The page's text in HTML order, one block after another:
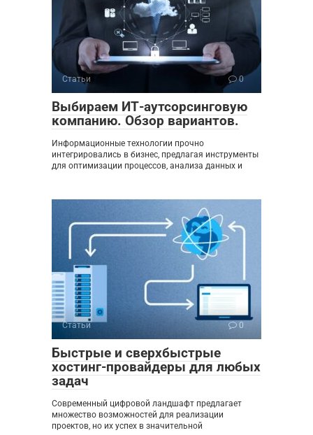
Статьи 0
Выбираем ИТ-аутсорсинговую
компанию. Обзор вариантов.
Информационные технологии прочно
интегрировались в бизнес, предлагая инструменты
для оптимизации процессов, анализа данных и
Статьи 0
Быстрые и сверхбыстрые
хостинг-провайдеры для любых
задач
Современный цифровой ландшафт предлагает
множество возможностей для реализации
проектов, но их успех в значительной